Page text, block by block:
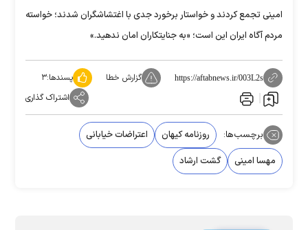
امینی تجمع کردند و خواستار برخورد جدی با اغتشاشگران شدند؛ خواسته
مردم آگاه ایران این است؛ «به جنایتکاران امان ندهید.»
https://aftabnews.ir/003L2s گزارش خطا پسندها:۳
اشتراک گذاری
برچسب‌ها: روزنامه کیهان
اعتراضات خیابانی
مهسا امینی
گشت ارشاد